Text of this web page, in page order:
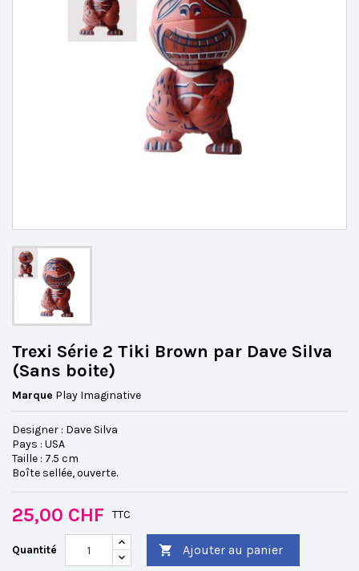
Trexi Série 2 Tiki Brown par Dave Silva
(Sans boite)
Marque Play Imaginative
Designer : Dave Silva
Pays : USA
Taille : 7.5 cm
Boîte sellée, ouverte.
25,00 CHF TTC
Quantité  Ajouter au panier